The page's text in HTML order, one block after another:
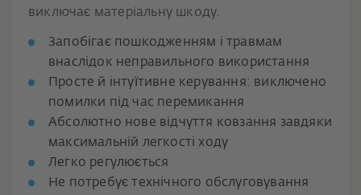
виключає матеріальну шкоду.
Запобігає пошкодженням і травмам
внаслідок неправильного використання
Просте й інтуїтивне керування: виключено
помилки під час перемикання
Абсолютно нове відчуття ковзання завдяки
максимальній легкості ходу
Легко регулюється
Не потребує технічного обслуговування